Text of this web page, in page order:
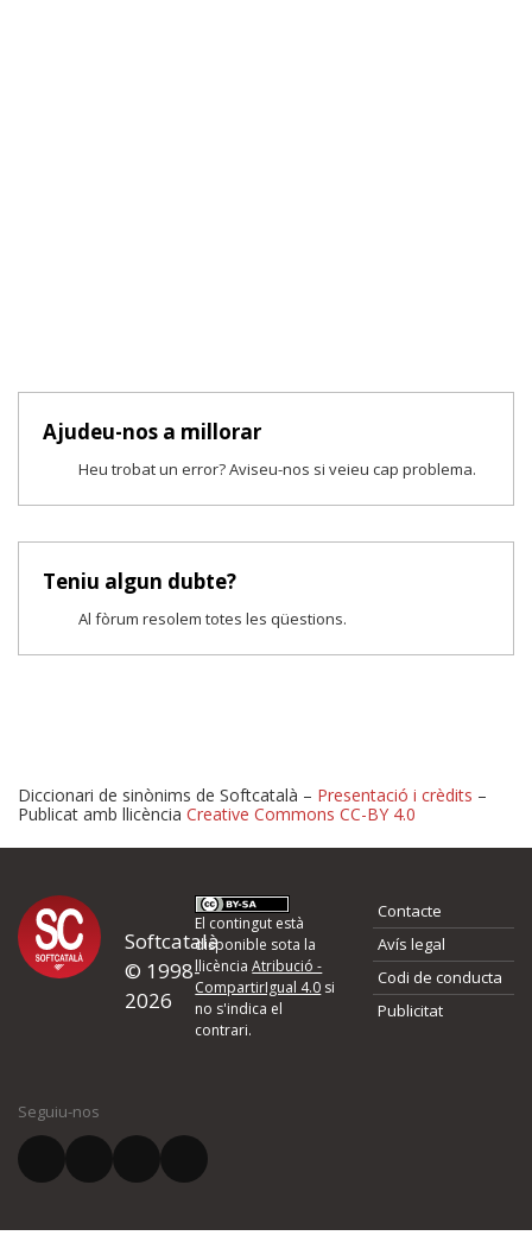
Ajudeu-nos a millorar
Heu trobat un error? Aviseu-nos si veieu cap problema.
Teniu algun dubte?
Al fòrum resolem totes les qüestions.
Proposeu-nos millores o
d'errors
Si heu trobat un error o voleu proposar alguna millora, ompliu els
quina és la millora que proposeu o l'error del qual voleu informar-
El vostre correu electrònic *
Diccionari de sinònims de Softcatalà – Presentació i crèdits –
Publicat amb llicència Creative Commons CC-BY 4.0
Softcatalà
© 1998-
2026
El contingut està
disponible sota la
llicènciaAtribució -
CompartirIgual 4.0 si
no s'indica el
contrari.
Contacte
Avís legal
Codi de conducta
Publicitat
Seguiu-nos